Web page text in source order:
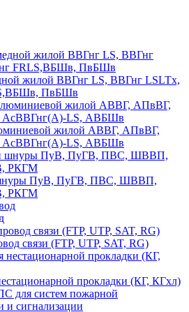
жилой ВВГнг LS, ВВГнг LSLTx,
ПвБШв
жилой АВВГ, АПвВГ,
АсВВГнг(А)-LS, АВБШв
ПуВ, ПуГВ, ПВС, ШВВП,
РКГМ
связи (FTP, UTP, SAT, RG)
прокладки (КГ, КГхл)